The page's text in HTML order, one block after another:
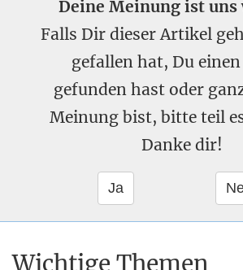
Deine Meinung ist
Falls Dir dieser Artikel
gefallen hat, Du
gefunden hast oder
Meinung bist, bitte teil
Danke dir!
Wichtige Themen